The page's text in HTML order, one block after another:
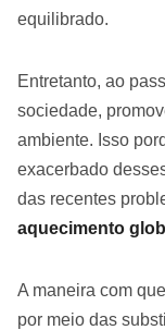
equilibrado.
Entretanto, ao
sociedade,
ambiente. Isso
exacerbado
das recentes
aquecimento
A maneira com
por meio das